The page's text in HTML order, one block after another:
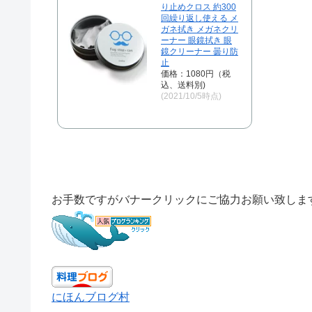
り止めクロス 約300
回繰り返し使える メ
ガネ拭き メガネクリ
ーナー 眼鏡拭き 眼
鏡クリーナー 曇り防
止
価格：1080円（税
込、送料別)
(2021/10/5時点)
お手数ですがバナークリックにご協力お願い致しま
にほんブログ村